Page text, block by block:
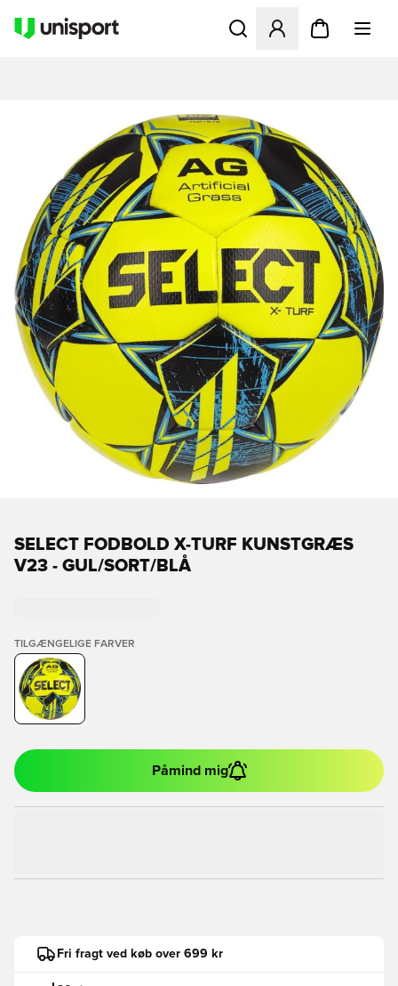
Åbner en Modal til at
SELECT FODBOLD X-TURF KUNSTGRÆS
V23 - GUL/SORT/BLÅ
TILGÆNGELIGE FARVER
Påmind mig
Fri fragt ved køb over 699 kr